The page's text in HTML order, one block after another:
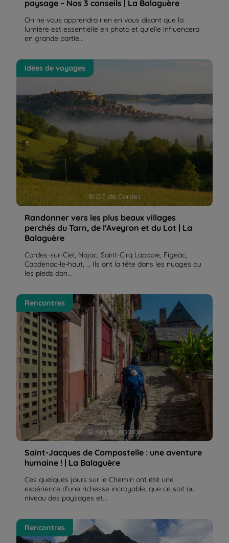
paysage – Nos 3 conseils | La Balaguère
On ne vous apprendra rien en vous disant que la
lumière est essentielle en photo et qu'elle influencera
en grande partie...
Randonner vers les plus beaux villages perchés du
Tarn, de l'Aveyron et du Lot | La Balaguère
© OT de Cordes
Idées de voyages
Randonner vers les plus beaux villages
perchés du Tarn, de l'Aveyron et du Lot | La
Balaguère
Cordes-sur-Ciel, Najac, Saint-Cirq Lapopie, Figeac,
Capdenac-le-haut, … Ils ont la tête dans les nuages ou
les pieds dan...
Saint-Jacques de Compostelle : une aventure
humaine ! | La Balaguère
© Kévin Lagarde
Rencontres
Saint-Jacques de Compostelle : une aventure
humaine ! | La Balaguère
Ces quelques jours sur le Chemin ont été une
expérience d’une richesse incroyable, que ce soit au
niveau des paysages et...
Le Luchonnais, au pied des plus hautes montagnes
pyrénéennes | La Balaguère
Rencontres